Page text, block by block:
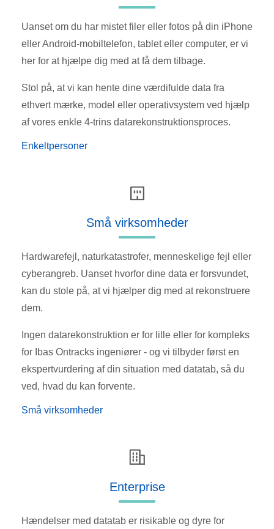
Uanset om du har mistet filer eller fotos på din iPhone
eller Android-mobiltelefon, tablet eller computer, er vi
her for at hjælpe dig med at få dem tilbage.
Stol på, at vi kan hente dine værdifulde data fra
ethvert mærke, model eller operativsystem ved hjælp
af vores enkle 4-trins datarekonstruktionsproces.
Enkeltpersoner
Små virksomheder
Hardwarefejl, naturkatastrofer, menneskelige fejl eller
cyberangreb. Uanset hvorfor dine data er forsvundet,
kan du stole på, at vi hjælper dig med at rekonstruere
dem.
Ingen datarekonstruktion er for lille eller for kompleks
for Ibas Ontracks ingeniører - og vi tilbyder først en
ekspertvurdering af din situation med datatab, så du
ved, hvad du kan forvente.
Små virksomheder
Enterprise
Hændelser med datatab er risikable og dyre for